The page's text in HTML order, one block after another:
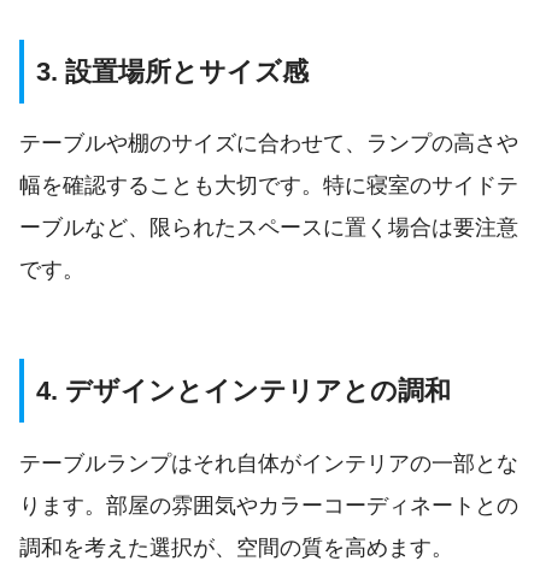
3. 設置場所とサイズ感
テーブルや棚のサイズに合わせて、ランプの高さや
幅を確認することも大切です。特に寝室のサイドテ
ーブルなど、限られたスペースに置く場合は要注意
です。
4. デザインとインテリアとの調和
テーブルランプはそれ自体がインテリアの一部とな
ります。部屋の雰囲気やカラーコーディネートとの
調和を考えた選択が、空間の質を高めます。